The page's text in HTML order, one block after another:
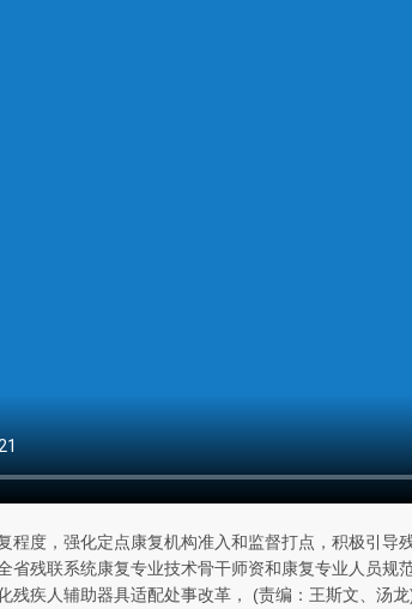
程度，强化定点康复机构准入和监督打点，积极引
省残联系统康复专业技术骨干师资和康复专业人员
残疾人辅助器具适配处事改革， (责编：王斯文、汤